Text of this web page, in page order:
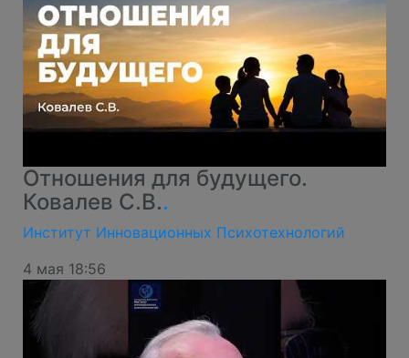
Отношения для будущего.
Ковалев С.В..
Институт Инновационных Психотехнологий
4 мая 18:56